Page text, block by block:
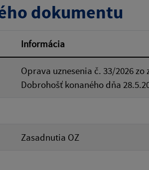
dokumentu
Informácia
Oprava uznesenia č. 33/2026
Dobrohošť konaného dňa
Zasadnutia OZ